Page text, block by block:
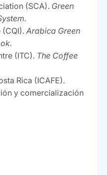
(SCA). Green
Arabica Green
(ITC). The Coffee
Rica (ICAFE).
y comercialización